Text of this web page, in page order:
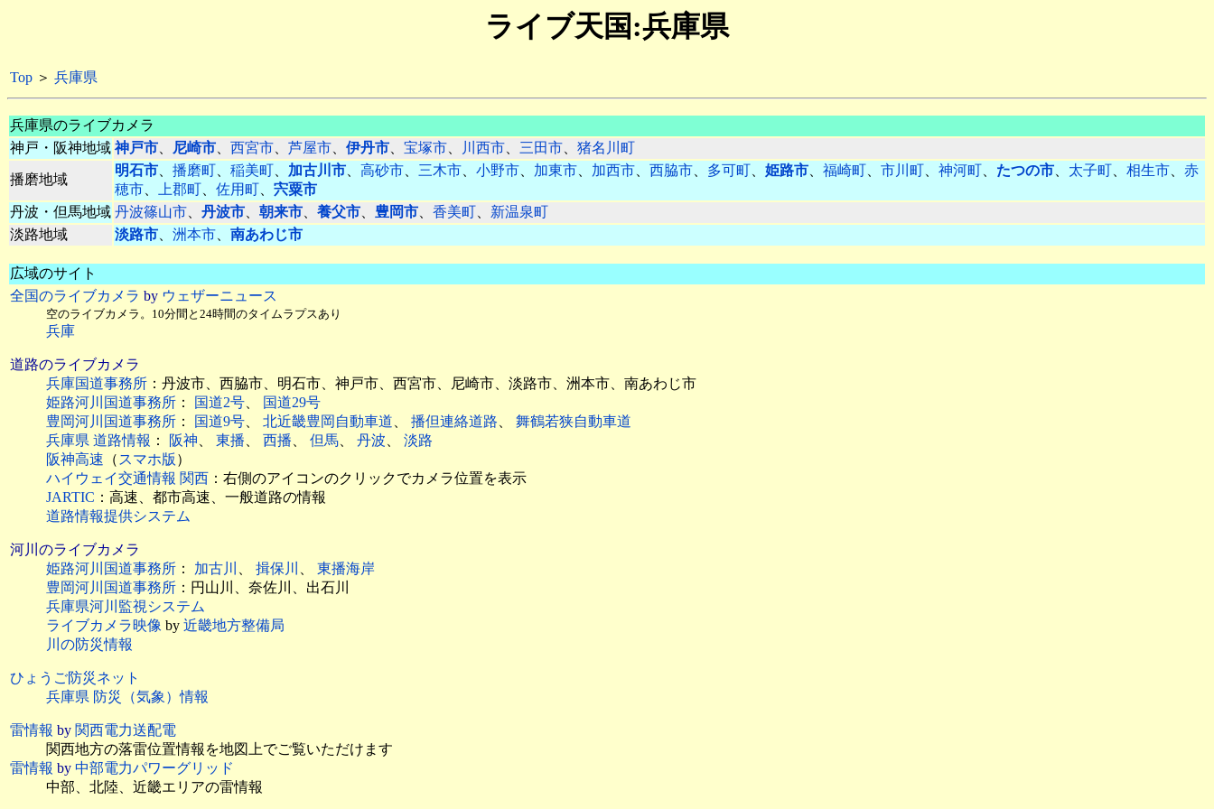
ライブ天国:兵庫県
Top ＞ 兵庫県
兵庫県のライブカメラ
神戸・阪神地域 神戸市、 尼崎市、 西宮市、 芦屋市、 伊丹市、 宝塚市、 川西市、 三田市、 猪名川町
播磨地域
明石市、 播磨町、 稲美町、 加古川市、 高砂市、 三木市、 小野市、 加東市、 加西市、 西脇市、 多可町、 姫路市、 福崎町、 市川町、 神河町、 たつの市、 太子町、 相生市、 赤
穂市、 上郡町、 佐用町、 宍粟市
丹波・但馬地域 丹波篠山市、 丹波市、 朝来市、 養父市、 豊岡市、 香美町、 新温泉町
淡路地域
淡路市、 洲本市、 南あわじ市
広域のサイト
全国のライブカメラ by ウェザーニュース
空のライブカメラ。10分間と24時間のタイムラプスあり
兵庫
道路のライブカメラ
兵庫国道事務所 ：丹波市、西脇市、明石市、神戸市、西宮市、尼崎市、淡路市、洲本市、南あわじ市
姫路河川国道事務所 ： 国道2号、
国道29号
豊岡河川国道事務所 ： 国道9号、 北近畿豊岡自動車道、 播但連絡道路、 舞鶴若狭自動車道
兵庫県 道路情報 ： 阪神、 東播、 西播、 但馬、 丹波、 淡路
阪神高速 （スマホ版 ）
ハイウェイ交通情報 関西 ：右側のアイコンのクリックでカメラ位置を表示
JARTIC ：高速、都市高速、一般道路の情報
道路情報提供システム
河川のライブカメラ
姫路河川国道事務所 ： 加古川 、 揖保川 、 東播海岸
豊岡河川国道事務所 ：円山川、奈佐川、出石川
兵庫県河川監視システム
ライブカメラ映像 by 近畿地方整備局
川の防災情報
ひょうご防災ネット
兵庫県 防災（気象）情報
雷情報 by 関西電力送配電
関西地方の落雷位置情報を地図上でご覧いただけます
雷情報 by 中部電力パワーグリッド
中部、北陸、近畿エリアの雷情報